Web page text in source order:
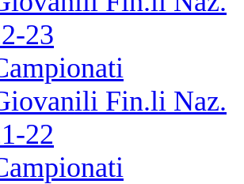
23
Fin.li Naz.
22